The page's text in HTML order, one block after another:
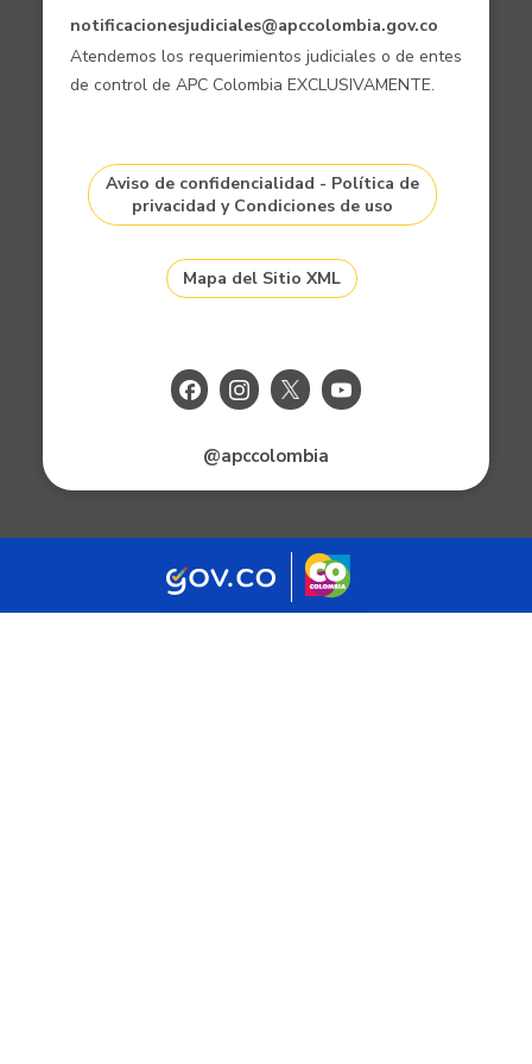
notificacionesjudiciales@apccolombia.gov.co
Atendemos los requerimientos judiciales o de entes
de control de APC Colombia EXCLUSIVAMENTE.
@apccolombia
Aviso de confidencialidad - Política de
privacidad y Condiciones de uso
Mapa del Sitio XML